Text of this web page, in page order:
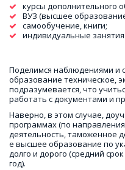
курсы дополнительного
ВУЗ (высшее
самообучение, книги;
индивидуальные занятия.
Поделимся наблюдениями и
образование техническое,
подразумевается, что
работать с документами и
Наверно, в этом случае,
программах (по
деятельность, таможенное
е высшее образование по
долго и дорого (средний
год).